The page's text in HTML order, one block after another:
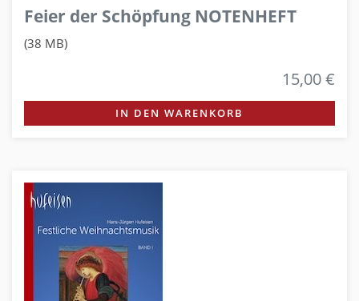
Feier der Schöpfung NOTENHEFT
(38 MB)
15,00 €
IN DEN WARENKORB